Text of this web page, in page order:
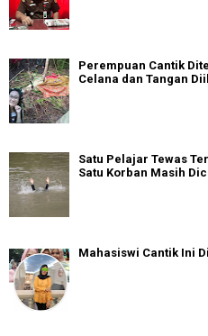
Perempuan Cantik
Celana dan Tangan
Satu Pelajar Tewas
Satu Korban Masih
Mahasiswi Cantik Ini